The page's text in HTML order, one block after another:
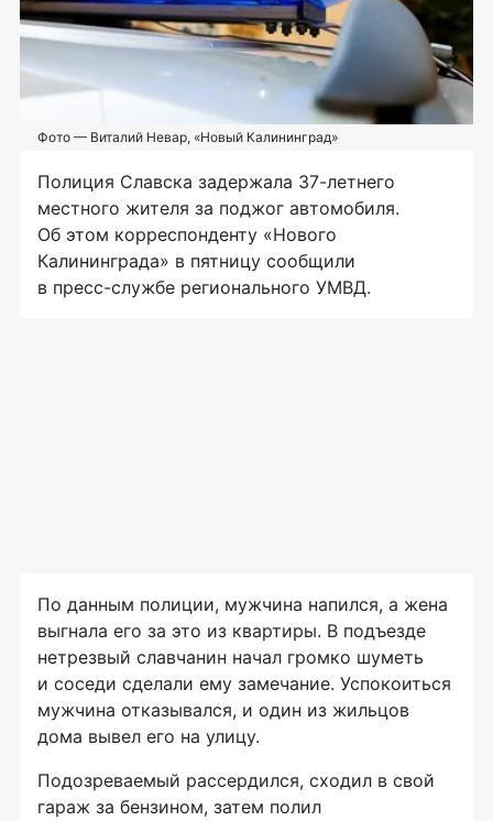
Фото — Виталий Невар, «Новый Калининград»
Полиция Славска задержала 37-летнего
местного жителя за поджог автомобиля.
Об этом корреспонденту «Нового
Калининграда» в пятницу сообщили
в пресс-службе регионального УМВД.
По данным полиции, мужчина напился, а жена
выгнала его за это из квартиры. В подъезде
нетрезвый славчанин начал громко шуметь
и соседи сделали ему замечание. Успокоиться
мужчина отказывался, и один из жильцов
дома вывел его на улицу.
Подозреваемый рассердился, сходил в свой
гараж за бензином, затем полил